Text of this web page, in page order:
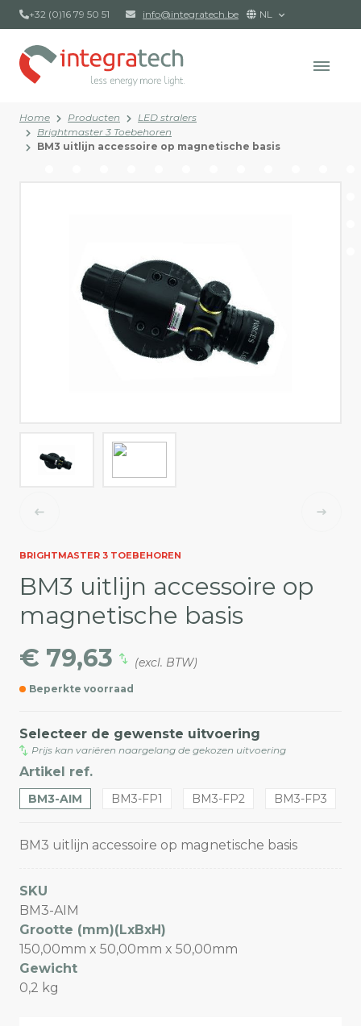
+32 (0)16 79 50 51 info@integratech.be NL
Home Producten
LED stralers
Brightmaster 3 Toebehoren
BM3 uitlijn accessoire op magnetische basis
BRIGHTMASTER 3 TOEBEHOREN
BM3 uitlijn accessoire op
magnetische basis
€ 79,63
(excl. BTW)
Beperkte voorraad
Selecteer de gewenste uitvoering
Prijs kan variëren naargelang de gekozen uitvoering
Artikel ref.
BM3-AIM BM3-FP1 BM3-FP2 BM3-FP3
BM3 uitlijn accessoire op magnetische basis
SKU
BM3-AIM
Grootte (mm)(LxBxH)
150,00mm x 50,00mm x 50,00mm
Gewicht
0,2 kg